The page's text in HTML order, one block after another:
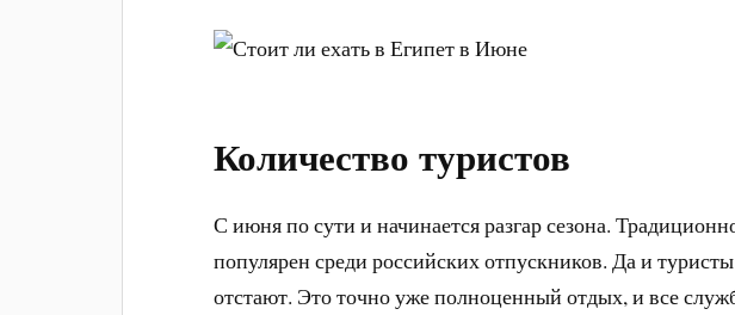
Количество туристов
С июня по сути и начинается разгар сезона.
популярен среди российских отпускников. Да и
отстают. Это точно уже полноценный отдых, и все